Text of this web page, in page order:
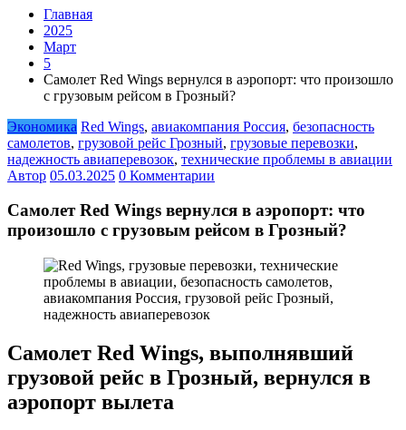
Главная
2025
Март
5
Самолет Red Wings вернулся в аэропорт: что произошло
с грузовым рейсом в Грозный?
Экономика Red Wings, авиакомпания Россия, безопасность
самолетов, грузовой рейс Грозный, грузовые перевозки,
надежность авиаперевозок, технические проблемы в авиации
Автор 05.03.2025 0 Комментарии
Самолет Red Wings вернулся в аэропорт: что
произошло с грузовым рейсом в Грозный?
Самолет Red Wings, выполнявший
грузовой рейс в Грозный, вернулся в
аэропорт вылета